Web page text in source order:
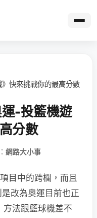
快來挑戰你的最高分數
-投籃機遊
分數
網路大小事
目中的跨欄，而且
改為奧運目前也正
方法跟籃球機差不